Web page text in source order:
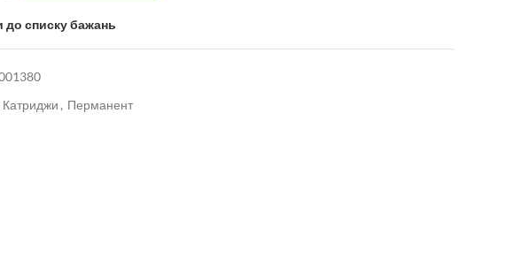
до списку бажань
Катриджи , Перманент